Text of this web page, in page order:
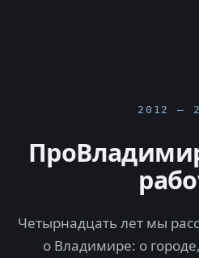
2012 —
Четырнадцать лет мы
о Владимире: о